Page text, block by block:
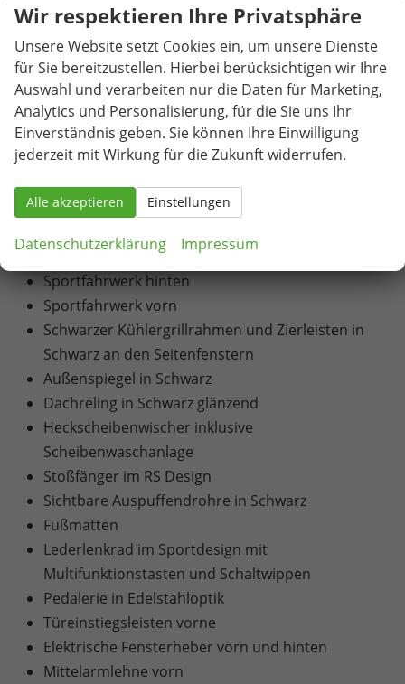
Allergenfilter und Geruchsfilter
Beheizbare Vordersitze
Elektrisch betätigte Kindersicherung für die
hinteren Türen und Fenster
Abbiege- und Allwetterlicht
Scheinwerferreinigungsanlage inklusive
Waschwasserstandskontrolle
Matrix-LED-Scheinwerfer
LED-Heckleuchten in Kristallglasoptik
225/45 R 18)
Sportfahrwerk hinten
Sportfahrwerk vorn
Schwarzer Kühlergrillrahmen und Zierleisten in
Schwarz an den Seitenfenstern
Außenspiegel in Schwarz
Dachreling in Schwarz glänzend
Heckscheibenwischer inklusive
Scheibenwaschanlage
Stoßfänger im RS Design
Sichtbare Auspuffendrohre in Schwarz
Fußmatten
Lederlenkrad im Sportdesign mit
Multifunktionstasten und Schaltwippen
Pedalerie in Edelstahloptik
Türeinstiegsleisten vorne
Elektrische Fensterheber vorn und hinten
Mittelarmlehne vorn
Wir respektieren Ihre Privatsphäre
Unsere Website setzt Cookies ein, um unsere Dienste
für Sie bereitzustellen. Hierbei berücksichtigen wir Ihre
Auswahl und verarbeiten nur die Daten für Marketing,
Analytics und Personalisierung, für die Sie uns Ihr
Einverständnis geben. Sie können Ihre Einwilligung
jederzeit mit Wirkung für die Zukunft widerrufen.
Alle akzeptieren Einstellungen
Datenschutzerklärung Impressum